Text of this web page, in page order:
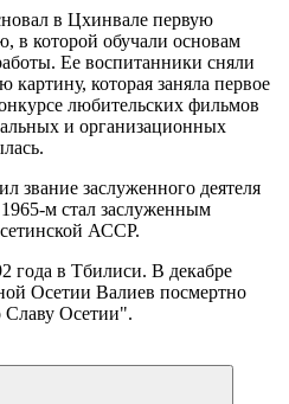
в Цхинвале первую
в которой обучали основам
Ее воспитанники сняли
картину, которая заняла первое
любительских фильмов
и организационных
звание заслуженного деятеля
м стал заслуженным
АССР.
года в Тбилиси. В декабре
Осетии Валиев посмертно
Осетии".